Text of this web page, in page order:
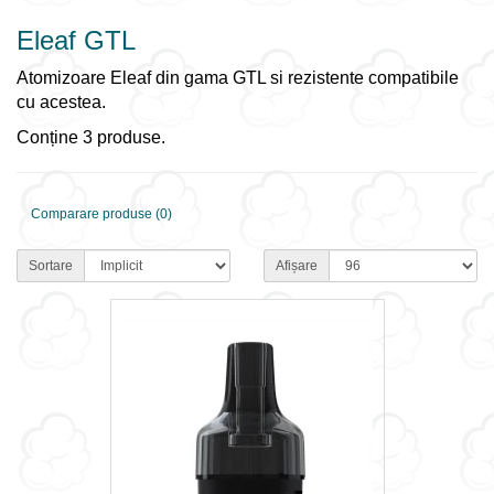
Eleaf GTL
Atomizoare Eleaf din gama GTL si rezistente compatibile
cu acestea.
Conține 3 produse.
Comparare produse (0)
Sortare Afișare